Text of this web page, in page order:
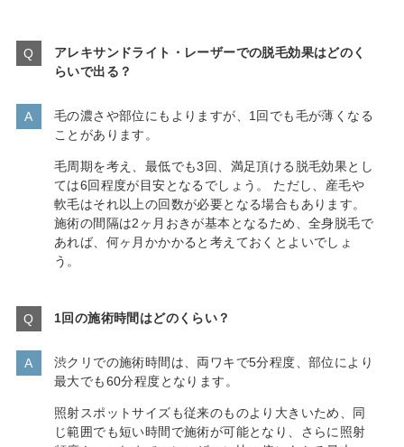
アレキサンドライト・レーザーでの脱毛効果はどのく
らいで出る？
毛の濃さや部位にもよりますが、1回でも毛が薄くなる
ことがあります。
毛周期を考え、最低でも3回、満足頂ける脱毛効果とし
ては6回程度が目安となるでしょう。 ただし、産毛や
軟毛はそれ以上の回数が必要となる場合もあります。
施術の間隔は2ヶ月おきが基本となるため、全身脱毛で
あれば、何ヶ月かかかると考えておくとよいでしょ
う。
1回の施術時間はどのくらい？
渋クリでの施術時間は、両ワキで5分程度、部位により
最大でも60分程度となります。
照射スポットサイズも従来のものより大きいため、同
じ範囲でも短い時間で施術が可能となり、さらに照射